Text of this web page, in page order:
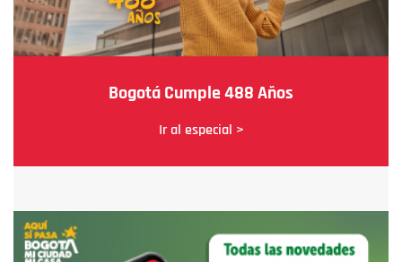
Bogotá Cumple 488 Años
Ir al especial >